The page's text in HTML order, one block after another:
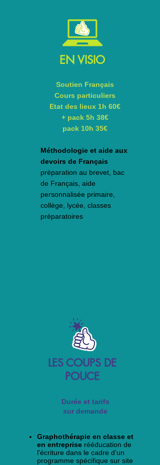
EN VISIO
Soutien Français
Cours particuliers
Etat des lieux 1h 60€
+ pack 5h 38€
pack 10h 35€
​Méthodologie et aide aux
devoirs de Français
préparation au brevet, bac
de Français, aide
personnalisée primaire,
collège, lycée, classes
préparatoires
LES COUPS DE
POUCE
Durée et tarifs
sur demande
Graphothérapie en classe et
en entreprise rééducation de
l'écriture dans le cadre d'un
programme spécifique sur site